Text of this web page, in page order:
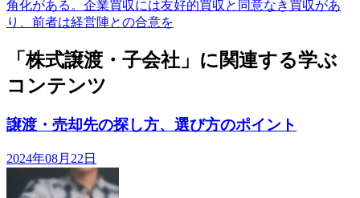
角化がある。企業買収には友好的買収と同意なき買収があ
り、前者は経営陣との合意を
「株式譲渡・子会社」に関連する学ぶ
コンテンツ
譲渡・売却先の探し方、選び方のポイント
2024年08月22日